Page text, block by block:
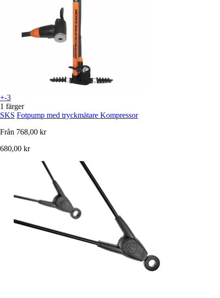
+-3
1 färger
SKS Fotpump med tryckmätare Kompressor
Från 768,00 kr
680,00 kr